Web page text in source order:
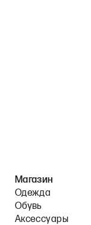
Магазин
Одежда
Обувь
Аксессуары